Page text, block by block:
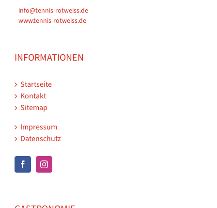
info@tennis-rotweiss.de
www.tennis-rotweiss.de
INFORMATIONEN
Startseite
Kontakt
Sitemap
Impressum
Datenschutz